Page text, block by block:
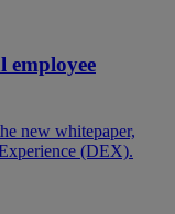
employee
new whitepaper,
(DEX).